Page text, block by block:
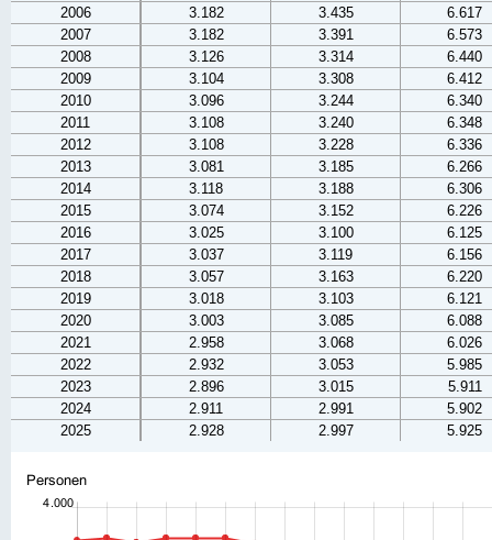
2006
3.182 3.435
6.617
2007
3.182 3.391
6.573
2008
3.126 3.314
6.440
2009
3.104 3.308
6.412
2010
3.096 3.244
6.340
2011
3.108 3.240
6.348
2012
3.108 3.228
6.336
2013
3.081 3.185
6.266
2014
3.118 3.188
6.306
2015
3.074 3.152
6.226
2016
3.025 3.100
6.125
2017
3.037 3.119
6.156
2018
3.057 3.163
6.220
2019
3.018 3.103
6.121
2020
3.003 3.085
6.088
2021
2.958 3.068
6.026
2022
2.932 3.053
5.985
2023
2.896 3.015
5.911
2024
2.911 2.991
5.902
2025
2.928 2.997 5.925